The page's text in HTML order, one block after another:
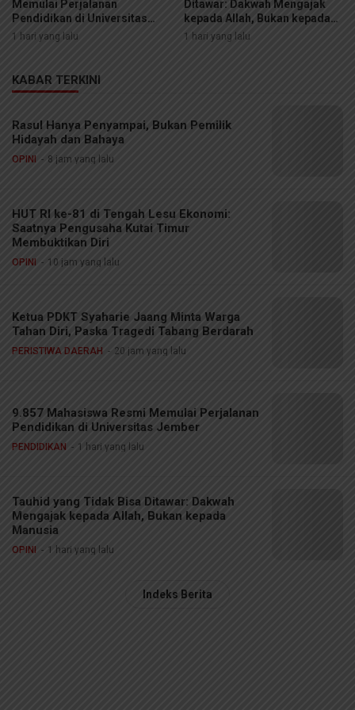
Memulai Perjalanan
Pendidikan di Universitas
Jember
1 hari yang lalu
Ditawar: Dakwah Mengajak
kepada Allah, Bukan kepada
Manusia
1 hari yang lalu
KABAR TERKINI
Rasul Hanya Penyampai, Bukan Pemilik
Hidayah dan Bahaya
OPINI 8 jam yang lalu
HUT RI ke-81 di Tengah Lesu Ekonomi:
Saatnya Pengusaha Kutai Timur
Membuktikan Diri
OPINI 10 jam yang lalu
Ketua PDKT Syaharie Jaang Minta Warga
Tahan Diri, Paska Tragedi Tabang Berdarah
PERISTIWA DAERAH 20 jam yang lalu
9.857 Mahasiswa Resmi Memulai Perjalanan
Pendidikan di Universitas Jember
PENDIDIKAN 1 hari yang lalu
Tauhid yang Tidak Bisa Ditawar: Dakwah
Mengajak kepada Allah, Bukan kepada
Manusia
OPINI 1 hari yang lalu
Indeks Berita